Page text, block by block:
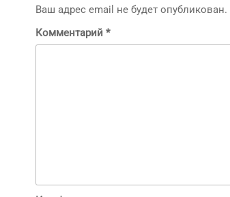
Ваш адрес email не будет опубликован.
Комментарий *